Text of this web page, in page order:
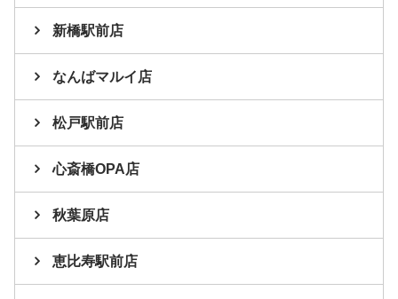
新橋駅前店
なんばマルイ店
松戸駅前店
心斎橋OPA店
秋葉原店
恵比寿駅前店